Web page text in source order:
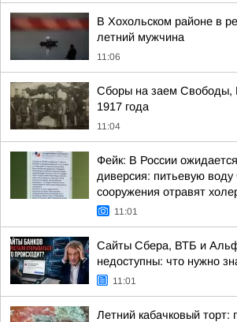
В Хохольском районе в
летний мужчина
11:06
Сборы на заем Свободы,
1917 года
11:04
Фейк: В России
диверсия: питьевую воду
сооружения отравят
11:01
Сайты Сбера, ВТБ и
недоступны: что нужно
11:01
Летний кабачковый торт: